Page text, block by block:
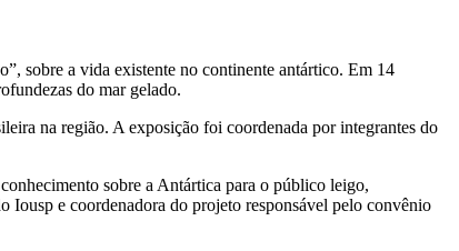
sobre a vida existente no continente antártico. Em 14
do mar gelado.
na região. A exposição foi coordenada por integrantes do
sobre a Antártica para o público leigo,
Iousp e coordenadora do projeto responsável pelo convênio